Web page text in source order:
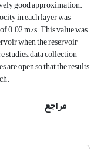
good approximation.
in each layer was
0.02 m/s. This value was
when the reservoir
studies, data collection
are open so that the results
مراجع